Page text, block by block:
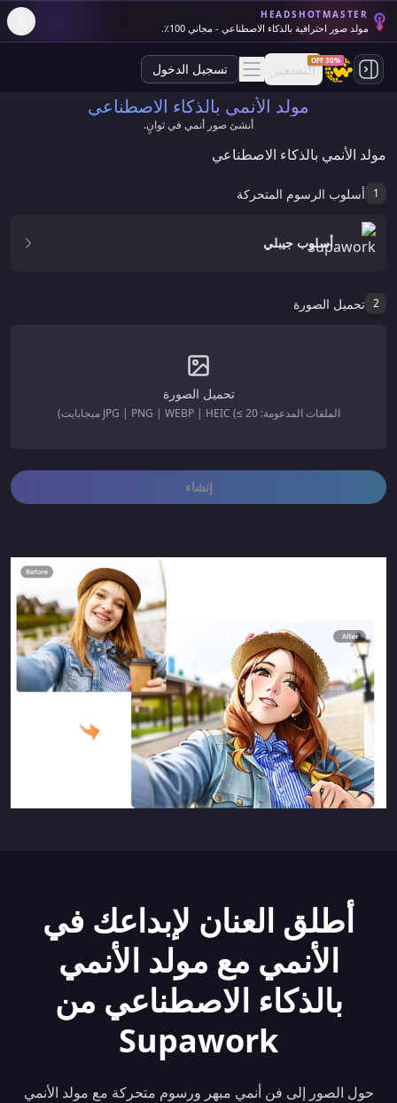
HEADSHOTMASTER
مولد صور احترافية بالذكاء الاصطناعي - مجاني 100٪.
التسعير 30% OFF
تسجيل الدخول
مولد الأنمي بالذكاء الاصطناعي
أنشئ صور أنمي في ثوانٍ.
مولد الأنمي بالذكاء الاصطناعي
1 أسلوب الرسوم المتحركة
أسلوب جيبلي
2 تحميل الصورة
تحميل الصورة
الملفات المدعومة: JPG | PNG | WEBP | HEIC (≤ 20 ميجابايت)
إنشاء
أطلق العنان لإبداعك في
الأنمي مع مولد الأنمي
بالذكاء الاصطناعي من
Supawork
حول الصور إلى فن أنمي مبهر ورسوم متحركة مع مولد الأنمي